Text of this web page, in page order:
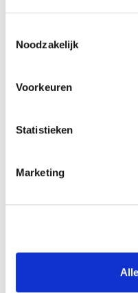
Noodzakelijk
Voorkeuren
Statistieken
Marketing
De